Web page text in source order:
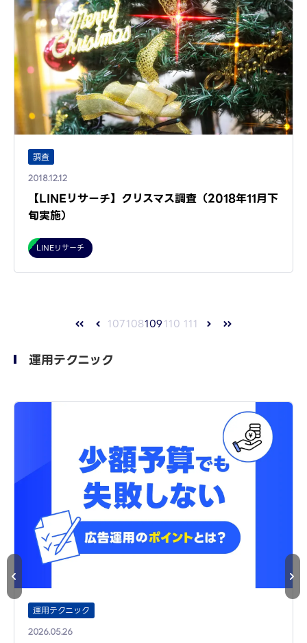
調査
2018.12.12
【LINEリサーチ】クリスマス調査（2018年11月下
旬実施）
LINEリサーチ
107108109110 111
運用テクニック
運用テクニック
2026.05.26